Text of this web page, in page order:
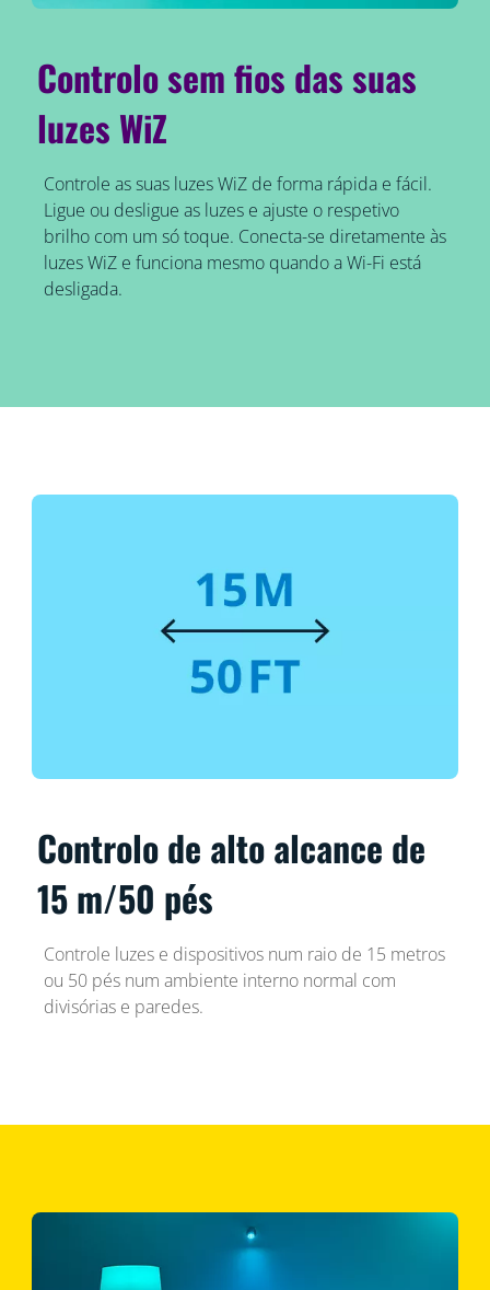
Controlo sem fios das suas
luzes WiZ
Controle as suas luzes WiZ de forma rápida e fácil.
Ligue ou desligue as luzes e ajuste o respetivo
brilho com um só toque. Conecta-se diretamente às
luzes WiZ e funciona mesmo quando a Wi-Fi está
desligada.
Controlo de alto alcance de
15 m/50 pés
Controle luzes e dispositivos num raio de 15 metros
ou 50 pés num ambiente interno normal com
divisórias e paredes.